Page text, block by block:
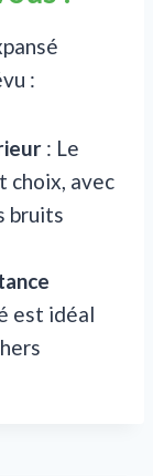
:
: Le
choix, avec
bruits
est idéal